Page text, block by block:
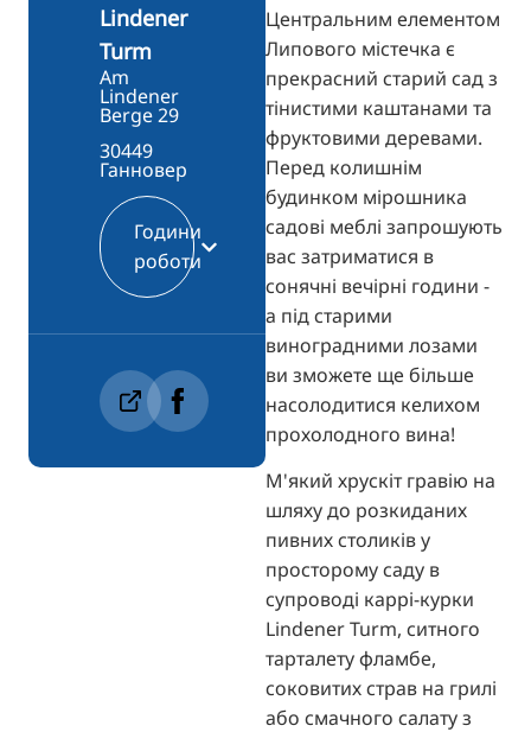
Центральним елементом
Липового містечка є
прекрасний старий сад з
тінистими каштанами та
фруктовими деревами.
Перед колишнім
будинком мірошника
садові меблі запрошують
вас затриматися в
сонячні вечірні години -
а під старими
виноградними лозами
ви зможете ще більше
насолодитися келихом
прохолодного вина!
М'який хрускіт гравію на
шляху до розкиданих
пивних столиків у
просторому саду в
супроводі каррі-курки
Lindener Turm, ситного
тарталету фламбе,
соковитих страв на грилі
або смачного салату з
Lindener
Turm
Am
Lindener
Berge 29
30449
Ганновер
Години
роботи